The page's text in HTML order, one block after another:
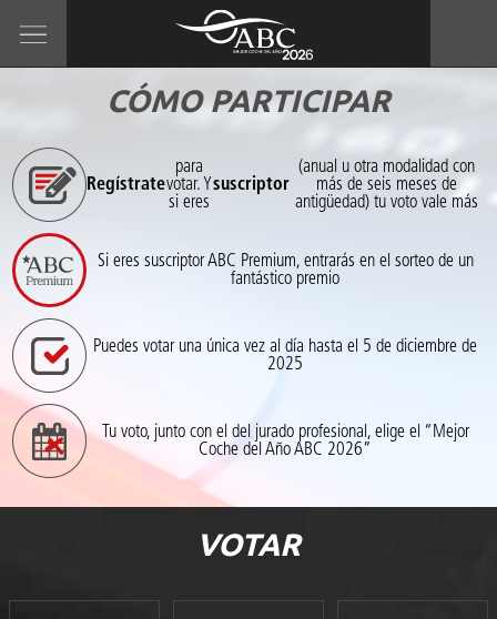
CÓMO PARTICIPAR
Regístrate
para
votar. Y
si eres
suscriptor
(anual u otra modalidad con
más de seis meses de
antigüedad) tu voto vale más
Si eres suscriptor ABC Premium, entrarás en el sorteo de un
fantástico premio
Puedes votar una única vez al día hasta el 5 de diciembre de
2025
Tu voto, junto con el del jurado profesional, elige el “Mejor
Coche del Año ABC 2026”
VOTAR